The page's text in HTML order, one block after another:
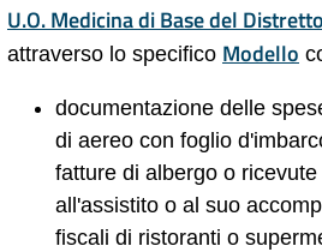
U.O. Medicina di Base del
attraverso lo specifico Modello
documentazione delle
di aereo con foglio
fatture di albergo o
all'assistito o al suo
fiscali di ristoranti o